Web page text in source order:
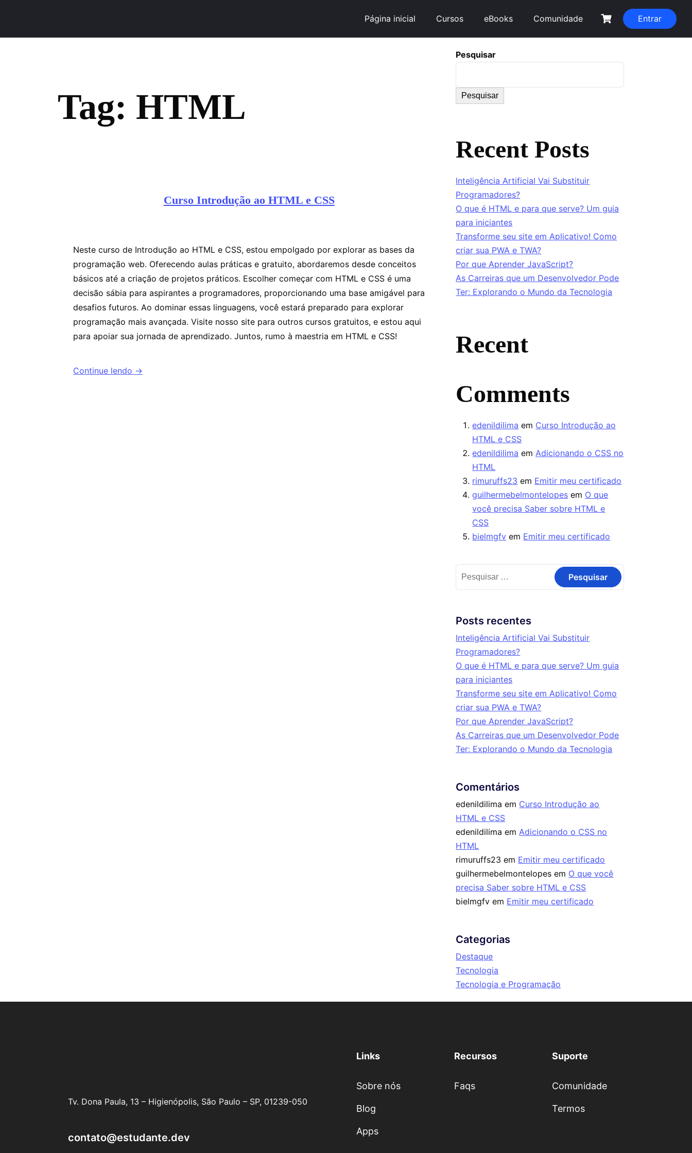
Página inicial Cursos eBooks Comunidade Entrar
Tag: HTML
Curso Introdução ao HTML e CSS
Neste curso de Introdução ao HTML e CSS, estou empolgado por explorar as bases da
programação web. Oferecendo aulas práticas e gratuito, abordaremos desde conceitos
básicos até a criação de projetos práticos. Escolher começar com HTML e CSS é uma
decisão sábia para aspirantes a programadores, proporcionando uma base amigável para
desafios futuros. Ao dominar essas linguagens, você estará preparado para explorar
programação mais avançada. Visite nosso site para outros cursos gratuitos, e estou aqui
para apoiar sua jornada de aprendizado. Juntos, rumo à maestria em HTML e CSS!
Continue lendo →
Pesquisar
Pesquisar
Recent Posts
Inteligência Artificial Vai Substituir
Programadores?
O que é HTML e para que serve? Um guia
para iniciantes
Transforme seu site em Aplicativo! Como
criar sua PWA e TWA?
Por que Aprender JavaScript?
As Carreiras que um Desenvolvedor Pode
Ter: Explorando o Mundo da Tecnologia
Recent
Comments
edenildilima em Curso Introdução ao
HTML e CSS
edenildilima emAdicionando o CSS no
HTML
rimuruffs23 em Emitir meu certificado
guilhermebelmontelopes em O que
você precisa Saber sobre HTML e
CSS
bielmgfv em Emitir meu certificado
Posts recentes
Inteligência Artificial Vai Substituir
Programadores?
O que é HTML e para que serve? Um guia
para iniciantes
Transforme seu site em Aplicativo! Como
criar sua PWA e TWA?
Por que Aprender JavaScript?
As Carreiras que um Desenvolvedor Pode
Ter: Explorando o Mundo da Tecnologia
Comentários
edenildilima em Curso Introdução ao
HTML e CSS
edenildilima emAdicionando o CSS no
HTML
rimuruffs23 em Emitir meu certificado
guilhermebelmontelopes em O que você
precisa Saber sobre HTML e CSS
bielmgfv em Emitir meu certificado
Categorias
Destaque
Tecnologia
Tecnologia e Programação
Tv. Dona Paula, 13 – Higienópolis, São Paulo – SP, 01239-050
contato@estudante.dev
Links
Sobre nós
Blog
Apps
Recursos
Faqs
Suporte
Comunidade
Termos